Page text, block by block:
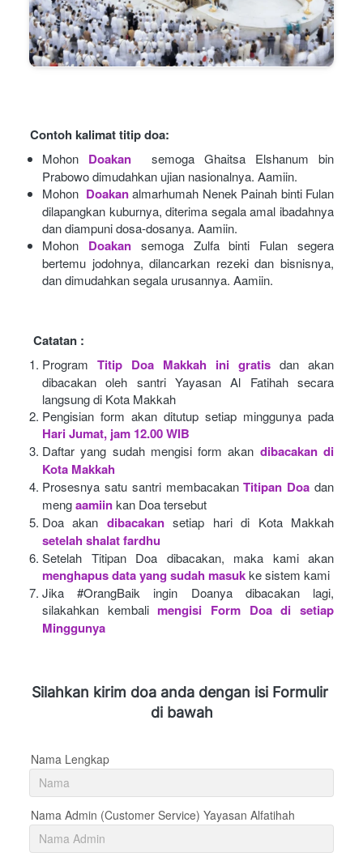
Contoh kalimat titip doa:
Mohon Doakan
semoga Ghaitsa Elshanum bin
Prabowo dimudahkan ujian nasionalnya. Aamiin.
Mohon Doakan almarhumah Nenek Painah binti Fulan
dilapangkan kuburnya, diterima segala amal ibadahnya
dan diampuni dosa-dosanya. Aamiin.
Mohon
Doakan semoga Zulfa binti Fulan segera
bertemu jodohnya, dilancarkan rezeki dan bisnisnya,
dan dimudahkan segala urusannya. Aamiin.
Catatan :
Program Titip Doa Makkah ini gratis dan akan
dibacakan oleh santri Yayasan Al Fatihah secara
langsung di Kota Makkah
Pengisian form akan ditutup setiap minggunya pada
Hari Jumat, jam 12.00 WIB
Daftar yang sudah mengisi form akan dibacakan di
Kota Makkah
Prosesnya satu santri membacakan Titipan Doa dan
mengaamiinkan Doa tersebut
Doa akan dibacakan setiap hari di Kota Makkah
setelah shalat fardhu
Setelah Titipan Doa dibacakan, maka kami akan
menghapus data yang sudah masukke sistem kami
Jika #OrangBaik ingin Doanya dibacakan lagi,
silakahkan kembali mengisi Form Doa di setiap
Minggunya
Silahkan kirim doa anda dengan isi Formulir
di bawah
Nama Lengkap
Nama Admin (Customer Service) Yayasan Alfatihah